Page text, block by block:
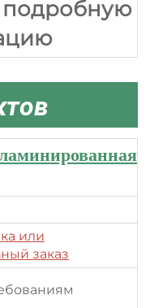
подробную
или
заказ